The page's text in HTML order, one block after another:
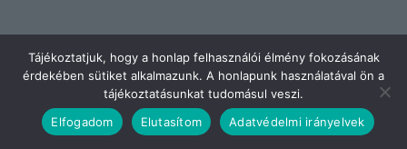
Tájékoztatjuk, hogy a honlap felhasználói élmény fokozásának
érdekében sütiket alkalmazunk. A honlapunk használatával ön a
tájékoztatásunkat tudomásul veszi.
Elfogadom
Elutasítom Adatvédelmi irányelvek